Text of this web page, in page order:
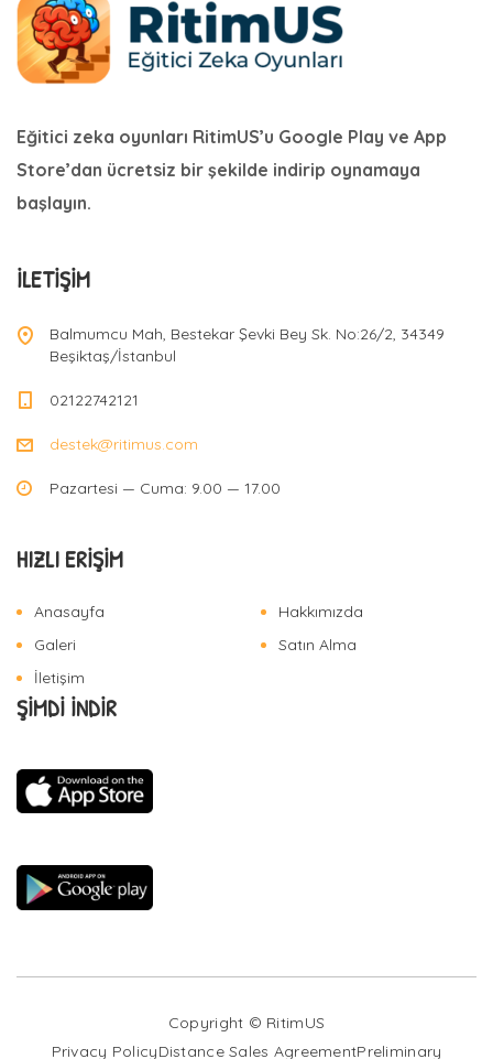
Eğitici zeka oyunları RitimUS’u Google Play ve App
Store’dan ücretsiz bir şekilde indirip oynamaya
başlayın.
İLETIŞIM
Balmumcu Mah, Bestekar Şevki Bey Sk. No:26/2, 34349
Beşiktaş/İstanbul
02122742121
destek@ritimus.com
Pazartesi — Cuma: 9.00 — 17.00
HIZLI ERIŞIM
Anasayfa
Hakkımızda
Galeri
Satın Alma
İletişim
ŞİMDİ İNDİR
Copyright © RitimUS
Privacy PolicyDistance Sales AgreementPreliminary